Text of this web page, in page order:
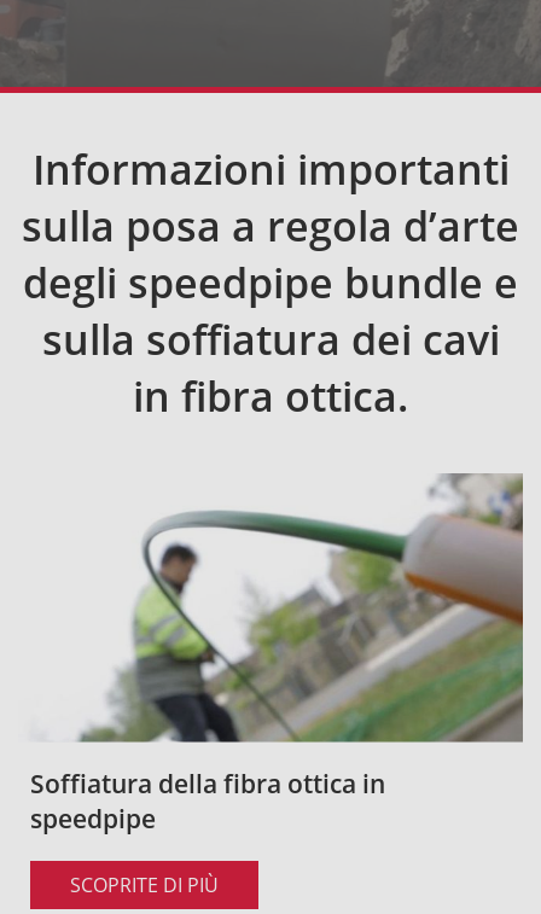
Informazioni importanti
sulla posa a regola d’arte
degli speedpipe bundle e
sulla soffiatura dei cavi
in fibra ottica.
Soffiatura della fibra ottica in
speedpipe
SCOPRITE DI PIÙ